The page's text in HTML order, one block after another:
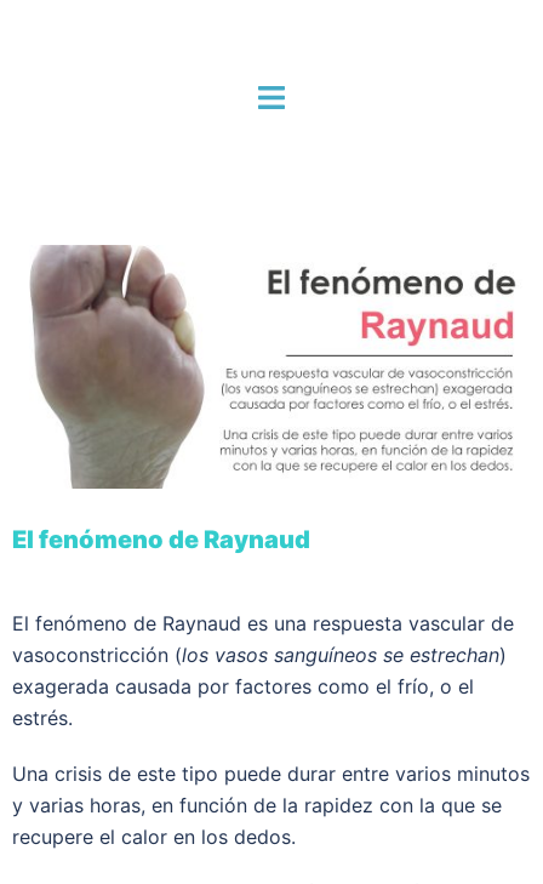
El fenómeno de Raynaud
El fenómeno de Raynaud es una respuesta vascular de
vasoconstricción (los vasos sanguíneos se estrechan)
exagerada causada por factores como el frío, o el
estrés.
Una crisis de este tipo puede durar entre varios minutos
y varias horas, en función de la rapidez con la que se
recupere el calor en los dedos.